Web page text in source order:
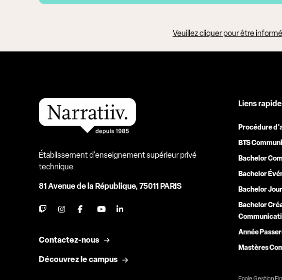
Veuillez cliquer pour être
Établissement d'enseignement supérieur privé
technique
81 Avenue de la République, 75011 PARIS
Contactez-nous
Découvrez le campus
Liens
Procédure
BTS
Bachelor
Bachelor
Bachelor
Bachelor
Année
Mastères